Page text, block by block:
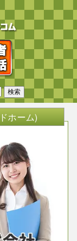
ホーム)